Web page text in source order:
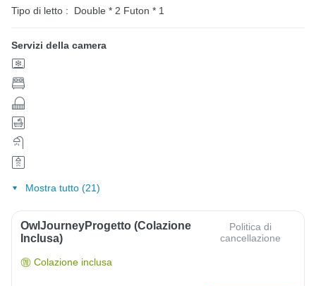
Tipo di letto : Double * 2 Futon * 1
Servizi della camera
Mostra tutto (21)
OwlJourneyProgetto (colazione
Inclusa)
Politica di
cancellazione
Colazione inclusa